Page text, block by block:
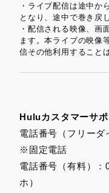
・ライブ配信は途中か
となり、途中で巻き戻
・配信される映像、画
ます。本ライブの映像
信その他利用すること
Huluカスタマーサポ
電話番号（フリー
※固定電話
電話番号（有料）
ホ）